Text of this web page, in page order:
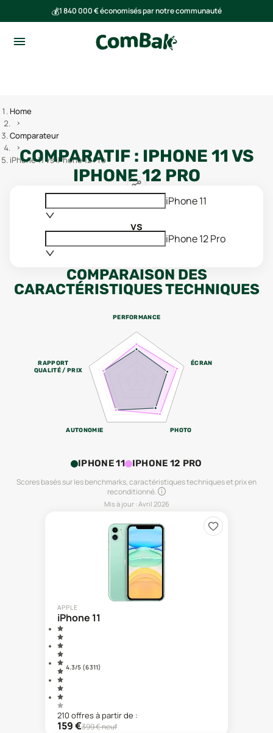
💰1 840 000 € économisés par notre communauté
Home
Comparateur
iPhone 11 vs iPhone 12 Pro
COMPARATIF : IPHONE 11VS
IPHONE 12 PRO
iPhone 11
vs
iPhone 12 Pro
COMPARAISON DES
CARACTÉRISTIQUES TECHNIQUES
PERFORMANCE
ÉCRAN
PHOTO
AUTONOMIE
RAPPORT
QUALITÉ / PRIX
IPHONE 11 IPHONE 12 PRO
Scores basés sur les benchmarks, caractéristiques techniques et prix en
reconditionné.
Mis à jour : Avril 2026
APPLE
iPhone 11
4.3/5 (6 311)
210 offresà partir de :
159€399€ neuf